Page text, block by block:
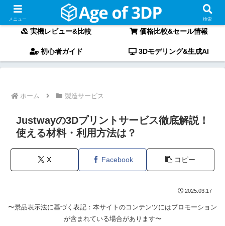
〜最新3Dプリンターの「実機レビュー」と「徹底比較」〜
実機レビュー&比較 価格比較&セール情報
初心者ガイド 3Dモデリング&生成AI
ホーム 製造サービス
Justwayの3Dプリントサービス徹底解説！
使える材料・利用方法は？
X Facebook コピー
2025.03.17
〜景品表示法に基づく表記：本サイトのコンテンツにはプロモーション
が含まれている場合があります〜
メニュー 検索